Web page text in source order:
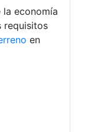
la economía
requisitos
en